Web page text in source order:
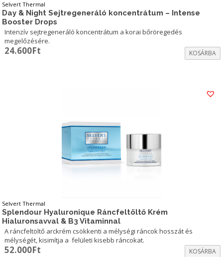
Selvert Thermal
Day & Night Sejtregeneráló koncentrátum – Intense
Booster Drops
Intenzív sejtregeneráló koncentrátum a korai bőröregedés
megelőzésére.
24.600Ft KOSÁRBA
Selvert Thermal
Splendour Hyaluronique Ráncfeltöltő Krém
Hialuronsavval & B3 Vitaminnal
A ráncfeltöltő arckrém csökkenti a mélységi ráncok hosszát és
mélységét, kisimítja a felületi kisebb ráncokat.
52.000Ft KOSÁRBA